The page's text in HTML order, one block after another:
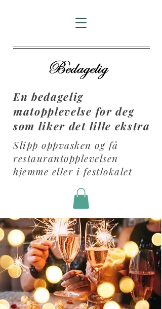
En bedagelig
matopplevelse for deg
som liker det lille ekstra
Slipp oppvasken og få
restaurantopplevelsen
hjemme eller i festlokalet